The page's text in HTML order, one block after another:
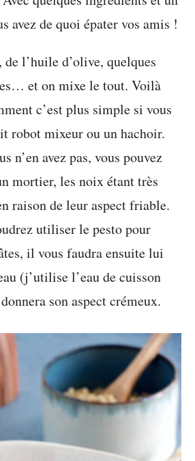
avez de quoi épater vos amis !
l’huile d’olive, quelques
et on mixe le tout. Voilà
c’est plus simple si vous
robot mixeur ou un hachoir.
n’en avez pas, vous pouvez
mortier, les noix étant très
raison de leur aspect friable.
utiliser le pesto pour
il vous faudra ensuite lui
(j’utilise l’eau de cuisson
son aspect crémeux.